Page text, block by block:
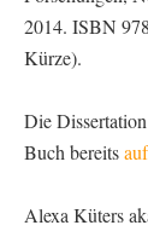
2014. ISBN
Kürze).
Die
Buch bereits
Alexa Küters